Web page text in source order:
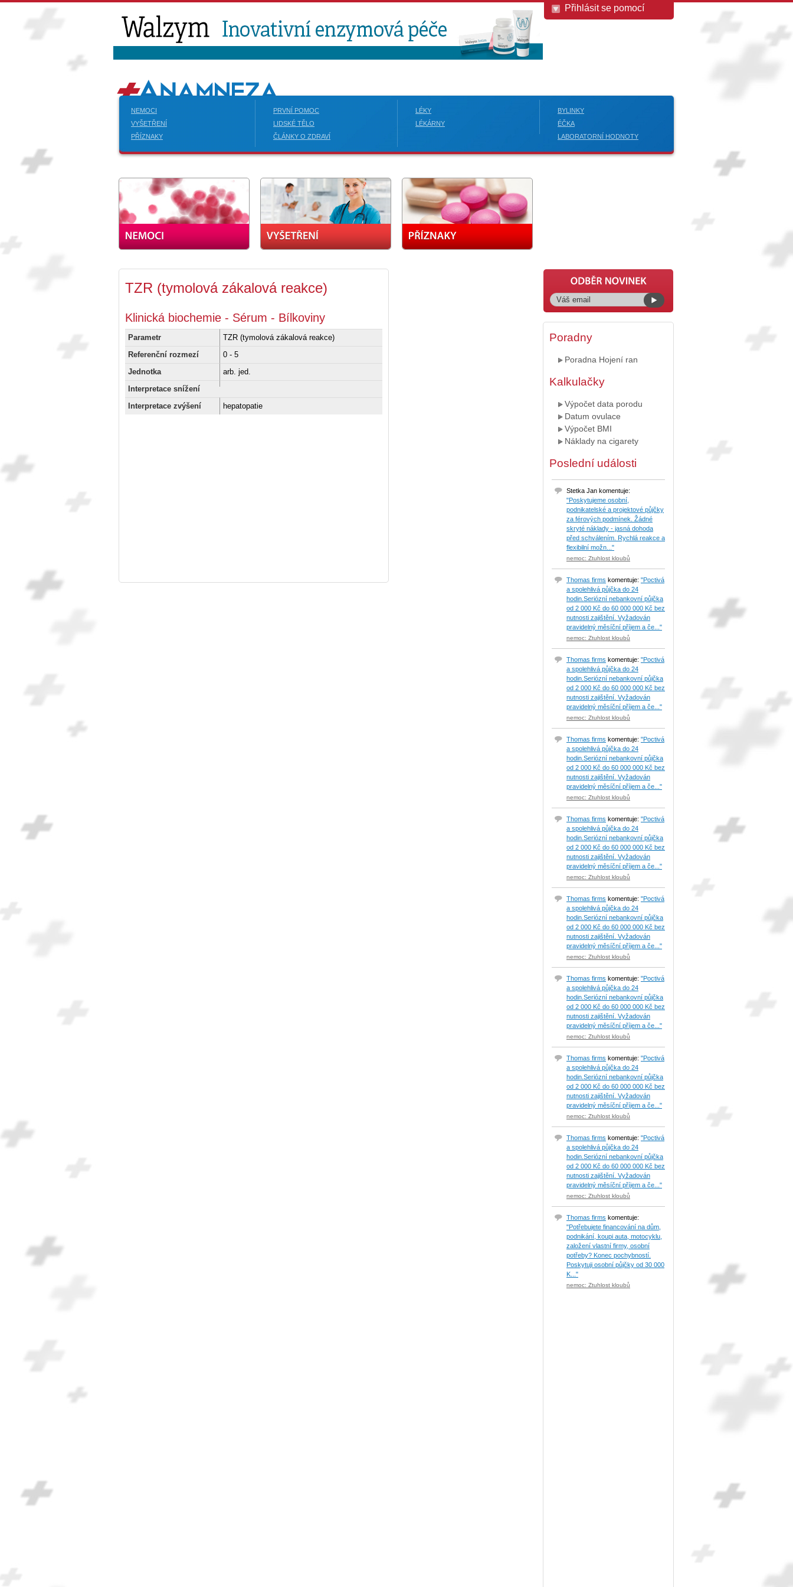
Přihlásit se pomocí
NEMOCI
VYŠETŘENÍ
PŘÍZNAKY
PRVNÍ POMOC
LIDSKÉ TĚLO
ČLÁNKY O ZDRAVÍ
LÉKY
LÉKÁRNY
BYLINKY
ÉČKA
LABORATORNÍ HODNOTY
TZR (tymolová zákalová reakce)
Klinická biochemie - Sérum - Bílkoviny
Parametr
TZR (tymolová zákalová reakce)
Referenční rozmezí
0 - 5
Jednotka
arb. jed.
Interpretace snížení
Interpretace zvýšení
hepatopatie
Poradny
Poradna Hojení ran
Kalkulačky
Výpočet data porodu
Datum ovulace
Výpočet BMI
Náklady na cigarety
Poslední události
Stetka Jan komentuje:
"Poskytujeme osobní,
podnikatelské a projektové půjčky
za férových podmínek. Žádné
skryté náklady - jasná dohoda
před schválením. Rychlá reakce a
flexibilní možn..."
nemoc: Ztuhlost kloubů
Thomas firms komentuje: "Poctivá
a spolehlivá půjčka do 24
hodin.Seriózní nebankovní půjčka
od 2 000 Kč do 60 000 000 Kč bez
nutnosti zajištění. Vyžadován
pravidelný měsíční příjem a če..."
nemoc: Ztuhlost kloubů
Thomas firms komentuje: "Poctivá
a spolehlivá půjčka do 24
hodin.Seriózní nebankovní půjčka
od 2 000 Kč do 60 000 000 Kč bez
nutnosti zajištění. Vyžadován
pravidelný měsíční příjem a če..."
nemoc: Ztuhlost kloubů
Thomas firms komentuje: "Poctivá
a spolehlivá půjčka do 24
hodin.Seriózní nebankovní půjčka
od 2 000 Kč do 60 000 000 Kč bez
nutnosti zajištění. Vyžadován
pravidelný měsíční příjem a če..."
nemoc: Ztuhlost kloubů
Thomas firms komentuje: "Poctivá
a spolehlivá půjčka do 24
hodin.Seriózní nebankovní půjčka
od 2 000 Kč do 60 000 000 Kč bez
nutnosti zajištění. Vyžadován
pravidelný měsíční příjem a če..."
nemoc: Ztuhlost kloubů
Thomas firms komentuje: "Poctivá
a spolehlivá půjčka do 24
hodin.Seriózní nebankovní půjčka
od 2 000 Kč do 60 000 000 Kč bez
nutnosti zajištění. Vyžadován
pravidelný měsíční příjem a če..."
nemoc: Ztuhlost kloubů
Thomas firms komentuje: "Poctivá
a spolehlivá půjčka do 24
hodin.Seriózní nebankovní půjčka
od 2 000 Kč do 60 000 000 Kč bez
nutnosti zajištění. Vyžadován
pravidelný měsíční příjem a če..."
nemoc: Ztuhlost kloubů
Thomas firms komentuje: "Poctivá
a spolehlivá půjčka do 24
hodin.Seriózní nebankovní půjčka
od 2 000 Kč do 60 000 000 Kč bez
nutnosti zajištění. Vyžadován
pravidelný měsíční příjem a če..."
nemoc: Ztuhlost kloubů
Thomas firms komentuje: "Poctivá
a spolehlivá půjčka do 24
hodin.Seriózní nebankovní půjčka
od 2 000 Kč do 60 000 000 Kč bez
nutnosti zajištění. Vyžadován
pravidelný měsíční příjem a če..."
nemoc: Ztuhlost kloubů
Thomas firms komentuje:
"Potřebujete financování na dům,
podnikání, koupi auta, motocyklu,
založení vlastní firmy, osobní
potřeby? Konec pochybností.
Poskytuji osobní půjčky od 30 000
K..."
nemoc: Ztuhlost kloubů